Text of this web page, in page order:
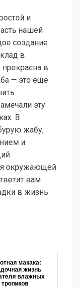
и
нашей
создание
в
в
— это еще
эту
В
жабу,
и
окружающей
вам
в жизнь
макака:
жизнь
влажных
тропиков